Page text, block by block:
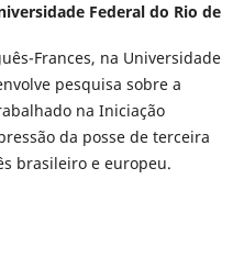
Federal do Rio de
Frances, na Universidade
pesquisa sobre a
na Iniciação
da posse de terceira
brasileiro e europeu.